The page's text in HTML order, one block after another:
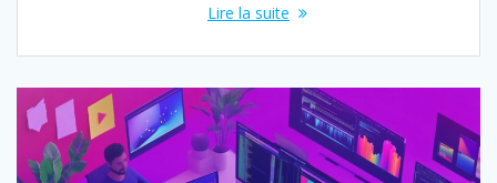
Lire la suite